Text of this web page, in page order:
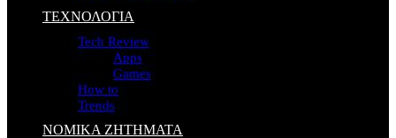
ΤΕΧΝΟΛΟΓΙΑ
Tech Review
Apps
Games
How to
Trends
ΝΟΜΙΚΑ ΖΗΤΗΜΑΤΑ